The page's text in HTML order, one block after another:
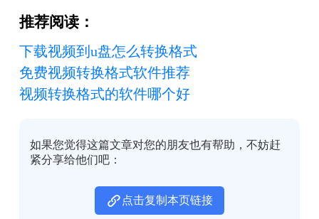
推荐阅读：
下载视频到u盘怎么转换格式
免费视频转换格式软件推荐
视频转换格式的软件哪个好
如果您觉得这篇文章对您的朋友也有帮助，不妨赶
紧分享给他们吧：
点击复制本页链接